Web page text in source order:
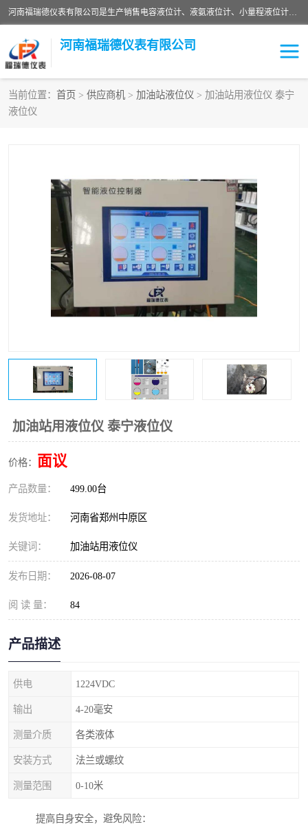
河南福瑞德仪表有限公司是生产销售电容液位计、液氨液位计、小量程液位计定制、智能锅炉水位计、液氮液位计等；并在产品开发、研制的过程中，吸取国内外仪器仪表的技术精华，建立了一支高、精、尖的科研开发队伍，使产品性能不断升级。
河南福瑞德仪表有限公司
当前位置： 首页 > 供应商机 > 加油站液位仪 > 加油站用液位仪 泰宁
液位仪
加油站用液位仪 泰宁液位仪
价格： 面议
产品数量： 499.00台
发货地址： 河南省郑州中原区
关键词： 加油站用液位仪
发布日期： 2026-08-07
阅 读 量： 84
产品描述
供电 1224VDC
输出 4-20毫安
测量介质 各类液体
安装方式 法兰或螺纹
测量范围 0-10米
提高自身安全，避免风险：
液位计
智能仪表 液氮液位计
差压变送器 液位计传感器定制
液氨液位计 物位计
油量传感器
温度变送器 锅炉水位计
流量仪表 加油站液位仪